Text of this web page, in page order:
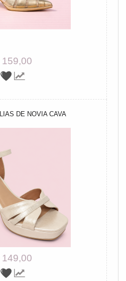
159,00
DE NOVIA CAVA
149,00